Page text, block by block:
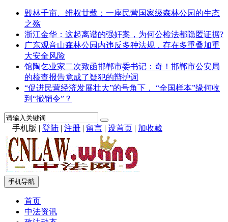
毁林千亩、维权廿载：一座民营国家级森林公园的生态
之殇
浙江金华：这起离谱的强奸案，为何公检法都隐匿证据?
广东观音山森林公园内违反多种法规，存在多重叠加重
大安全风险
馆陶乞业家二次致函邯郸市委书记：奇！邯郸市公安局
的核查报告竟成了疑犯的辩护词
“促进民营经济发展壮大”的号角下， “全国样本”缘何收
到“撤销令”？
手机版 | 登陆 | 注册 | 留言 | 设首页 | 加收藏
手机导航
首页
中法资讯